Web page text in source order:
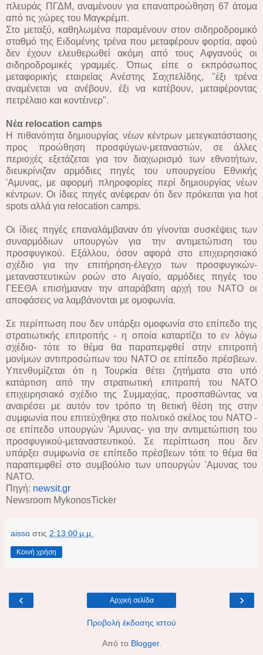
πλευράς ΠΓΔΜ, αναμένουν για επαναπροώθηση 67 άτομα
από τις χώρες του Μαγκρέμπ.
Στο μεταξύ, καθηλωμένα παραμένουν στον σιδηροδρομικό
σταθμό της Ειδομένης τρένα που μεταφέρουν φορτία, αφού
δεν έχουν ελευθερωθεί ακόμη από τους Αφγανούς οι
σιδηροδρομικές γραμμές. Όπως είπε ο εκπρόσωπος
μεταφορικής εταιρείας Ανέστης Σαχπελίδης, "έξι τρένα
αναμένεται να ανέβουν, έξι να κατέβουν, μεταφέροντας
πετρέλαιο και κοντέινερ".
Νέα relocation camps
Η πιθανότητα δημιουργίας νέων κέντρων μετεγκατάστασης
προς προώθηση προσφύγων-μεταναστών, σε άλλες
περιοχές εξετάζεται για τον διαχωρισμό των εθνοτήτων,
διευκρίνιζαν αρμόδιες πηγές του υπουργείου Εθνικής
'Αμυνας, με αφορμή πληροφορίες περί δημιουργίας νέων
κέντρων. Οι ίδιες πηγές ανέφεραν ότι δεν πρόκειται για hot
spots αλλά για relocation camps.
Οι ίδιες πηγές επαναλάμβαναν ότι γίνονται συσκέψεις των
συναρμόδιων υπουργών για την αντιμετώπιση του
προσφυγικού. Εξάλλου, όσον αφορά στο επιχειρησιακό
σχέδιο για την επιτήρηση-έλεγχο των προσφυγικών-
μεταναστευτικών ροών στο Αιγαίο, αρμόδιες πηγές του
ΓΕΕΘΑ επισήμαναν την απαράβατη αρχή του ΝΑΤΟ οι
αποφάσεις να λαμβάνονται με ομοφωνία.
Σε περίπτωση που δεν υπάρξει ομοφωνία στο επίπεδο της
στρατιωτικής επιτροπής - η οποία καταρτίζει το εν λόγω
σχέδιο- τότε το θέμα θα παραπεμφθεί στην επιτροπή
μονίμων αντιπροσώπων του ΝΑΤΟ σε επίπεδο πρέσβεων.
Υπενθυμίζεται ότι η Τουρκία θέτει ζητήματα στο υπό
κατάρτιση από την στρατιωτική επιτροπή του ΝΑΤΟ
επιχειρησιακό σχέδιο της Συμμαχίας, προσπαθώντας να
αναιρέσει με αυτόν τον τρόπο τη θετική θέση της στην
συμφωνία που επιτεύχθηκε στο πολιτικό σκέλος του ΝΑΤΟ -
σε επίπεδο υπουργών 'Αμυνας- για την αντιμετώπιση του
προσφυγικού-μεταναστευτικού. Σε περίπτωση που δεν
υπάρξει συμφωνία σε επίπεδο πρέσβεων τότε το θέμα θα
παραπεμφθεί στο συμβούλιο των υπουργών 'Αμυνας του
ΝΑΤΟ.
Πηγή: newsit.gr
Newsroom MykonosTicker
aisso στις 2:13:00 μ.μ.
Κοινή χρήση
‹ ›
Αρχική σελίδα
Προβολή έκδοσης ιστού
Από το Blogger.